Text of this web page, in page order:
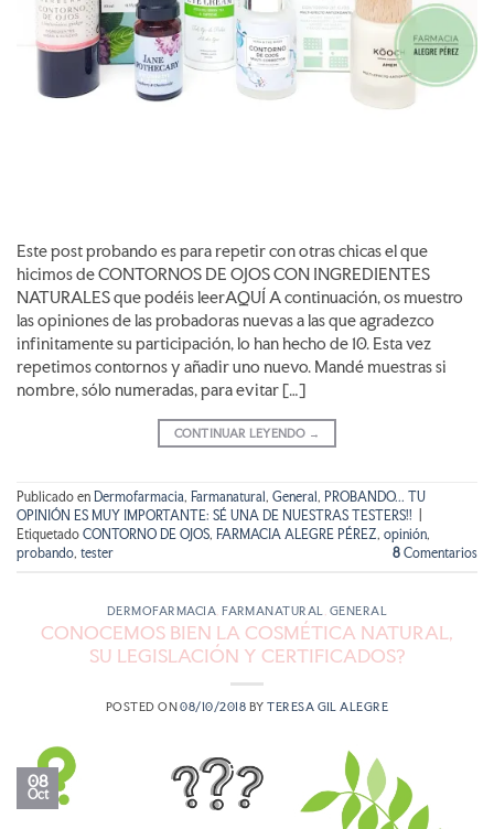
Este post probando es para repetir con otras chicas el que
hicimos de CONTORNOS DE OJOS CON INGREDIENTES
NATURALES que podéis leerAQUÍ A continuación, os muestro
las opiniones de las probadoras nuevas a las que agradezco
infinitamente su participación, lo han hecho de 10. Esta vez
repetimos contornos y añadir uno nuevo. Mandé muestras si
nombre, sólo numeradas, para evitar […]
CONTINUAR LEYENDO →
Publicado en Dermofarmacia, Farmanatural, General, PROBANDO... TU
OPINIÓN ES MUY IMPORTANTE: SÉ UNA DE NUESTRAS TESTERS!!
Etiquetado CONTORNO DE OJOS, FARMACIA ALEGRE PÉREZ, opinión,
probando, tester 8 Comentarios
DERMOFARMACIA ,FARMANATURAL GENERAL
CONOCEMOS BIEN LA COSMÉTICA NATURAL,
SU LEGISLACIÓN Y CERTIFICADOS?
POSTED ON08/10/2018 BYTERESA GIL ALEGRE
08
Oct